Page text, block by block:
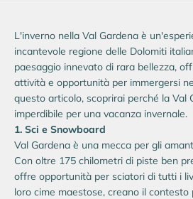
L'inverno nella Val Gardena è
incantevole regione delle Dolomiti
paesaggio innevato di rara bellezza,
attività e opportunità per immergersi
questo articolo, scoprirai perché la Val
imperdibile per una vacanza invernale.
1. Sci e Snowboard
Val Gardena è una mecca per gli
Con oltre 175 chilometri di piste ben
offre opportunità per sciatori di tutti i
loro cime maestose, creano il